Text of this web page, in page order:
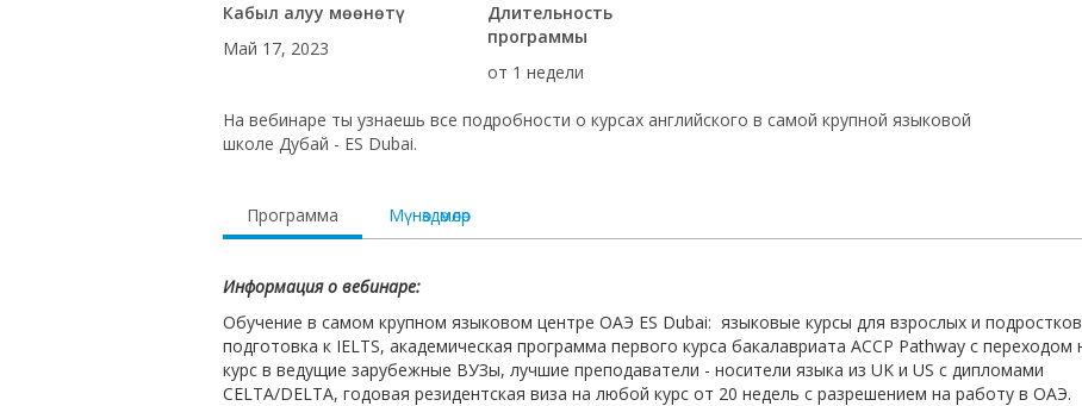
Кабыл алуу мөөнөтү
Май 17, 2023
Длительность
программы
от 1 недели
На вебинаре ты узнаешь все подробности о курсах английского в самой крупной языковой
школе Дубай - ES Dubai.
Программа Мүнөздөмөлөр
Информация о вебинаре:
Обучение в самом крупном языковом центре ОАЭ ES Dubai: языковые курсы для взрослых и
подготовка к IELTS, академическая программа первого курса бакалавриата ACCP Pathway с переходом
курс в ведущие зарубежные ВУЗы, лучшие преподаватели - носители языка из UK и US с дипломами
CELTA/DELTA, годовая резидентская виза на любой курс от 20 недель с разрешением на работу в ОАЭ.